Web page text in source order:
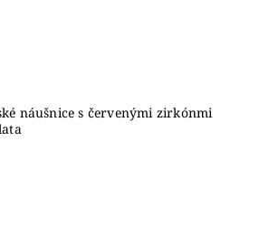
náušnice s červenými zirkónmi